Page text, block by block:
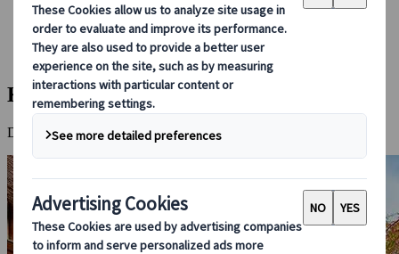
Japanspecialist
Reiseziele
Alle Reiseziele
Kyoto
Kyoto
Die kulturelle und spirituelle Hauptstadt Japans